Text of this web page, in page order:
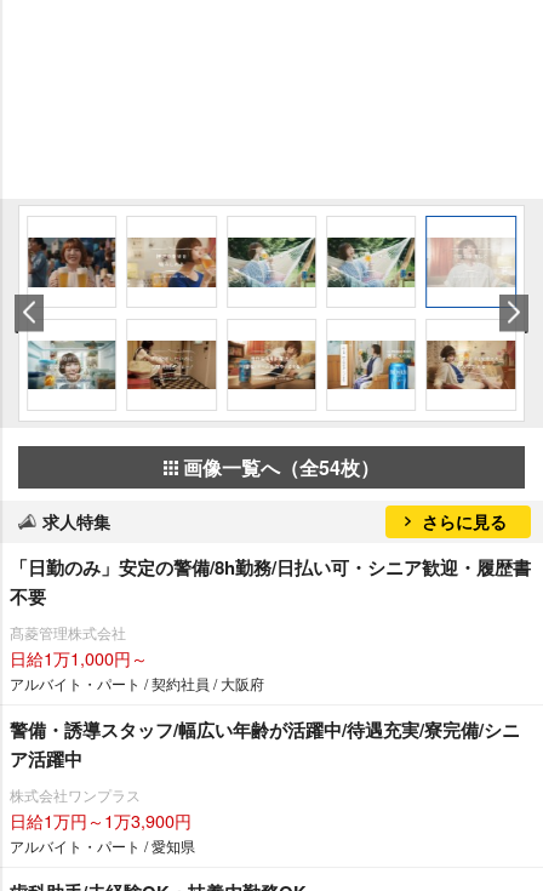
画像一覧へ（全54枚）
求人特集 さらに見る
「日勤のみ」安定の警備/8h勤務/日払い可・シニア歓迎・履歴書
不要
髙菱管理株式会社
日給1万1,000円～
アルバイト・パート / 契約社員 / 大阪府
警備・誘導スタッフ/幅広い年齢が活躍中/待遇充実/寮完備/シニ
ア活躍中
株式会社ワンプラス
日給1万円～1万3,900円
アルバイト・パート / 愛知県